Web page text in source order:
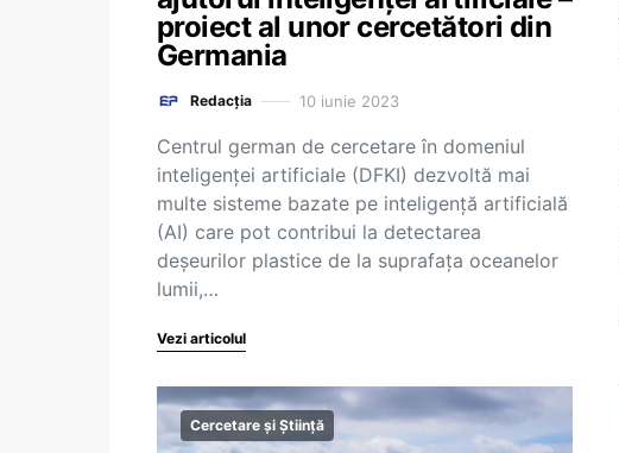
proiect al unor cercetători din
Germania
Redacția 10 iunie 2023
Centrul german de cercetare în domeniul
inteligenţei artificiale (DFKI) dezvoltă mai
multe sisteme bazate pe inteligenţă artificială
(AI) care pot contribui la detectarea
deşeurilor plastice de la suprafaţa oceanelor
lumii,…
Vezi articolul
Cercetare și Știință